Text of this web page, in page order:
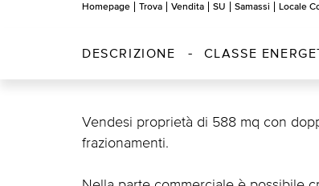
Homepage Trova Vendita SU Samassi Locale
DESCRIZIONE CLASSE
Vendesi proprietà di 588 mq con
frazionamenti.